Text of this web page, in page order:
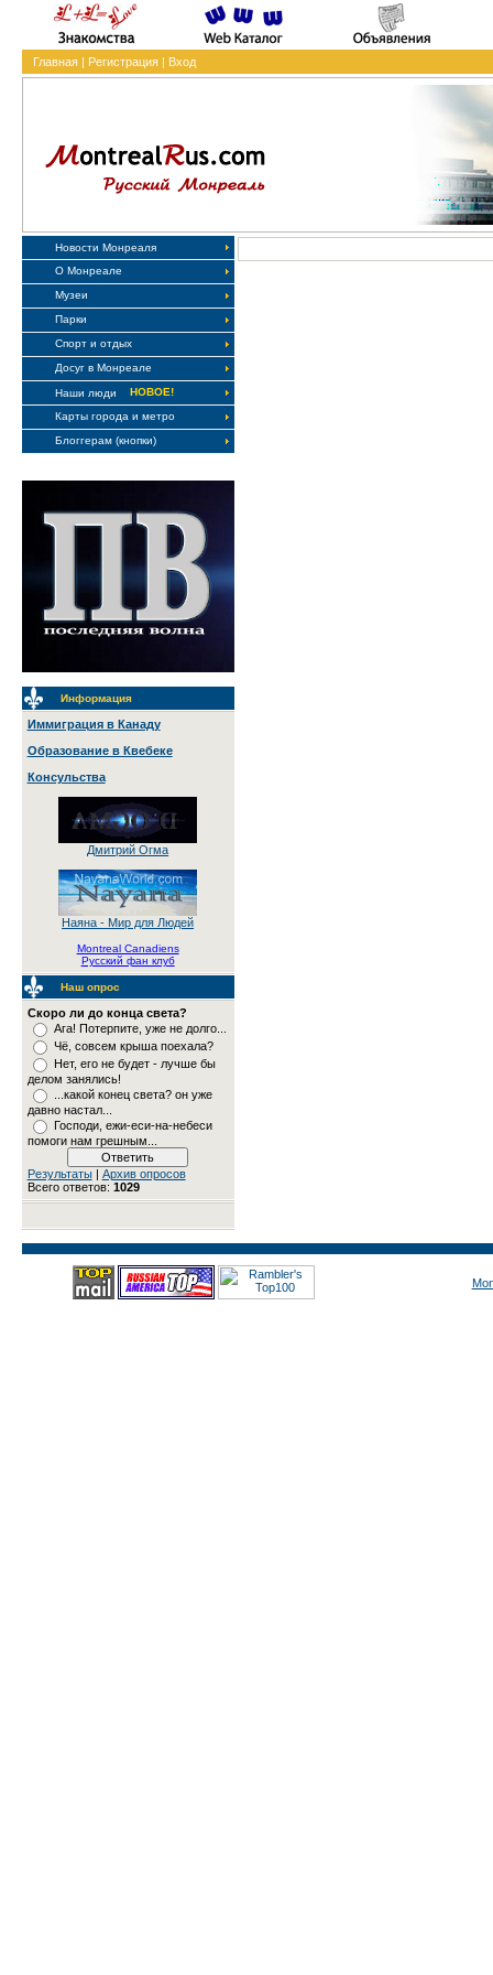
Главная| Регистрация| Вход
Новости Монреаля
О Монреале
Музеи
Парки
Спорт и отдых
Досуг в Монреале
Наши люди
НОВОЕ!
Карты города и метро
Блоггерам (кнопки)
Информация
Иммиграция в Канаду
Образование в Квебеке
Консульства
Дмитрий Огма
Наяна - Мир для Людей
Montreal Canadiens
Русский фан клуб
Наш опрос
Скоро ли до конца света?
Ага! Потерпите, уже не долго...
Чё, совсем крыша поехала?
Нет, его не будет - лучше бы
делом занялись!
...какой конец света? он уже
давно настал...
Господи, ежи-еси-на-небеси
помоги нам грешным...
Результаты| Архив опросов
Всего ответов: 1029